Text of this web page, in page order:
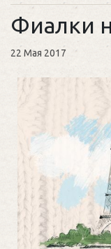
Фиалки
22 Мая 2017